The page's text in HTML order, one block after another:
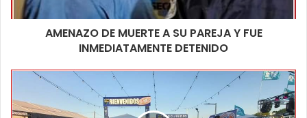
AMENAZO DE MUERTE A SU PAREJA Y FUE
INMEDIATAMENTE DETENIDO